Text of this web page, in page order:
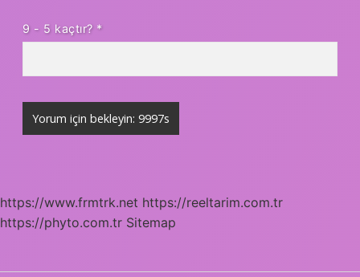
9 - 5 kaçtır? *
https://www.frmtrk.net https://reeltarim.com.tr
https://phyto.com.tr Sitemap